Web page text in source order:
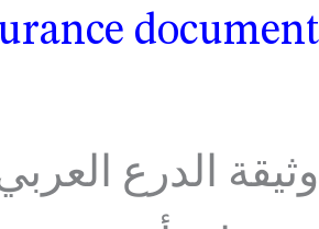
document
وثيقة الدرع